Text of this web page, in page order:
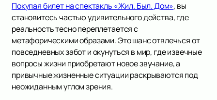
Покупая билет на спектакль «Жил. Был. Дом», вы
становитесь частью удивительного действа, где
реальность тесно переплетается с
метафорическими образами. Это шанс отвлечься от
повседневных забот и окунуться в мир, где извечные
вопросы жизни приобретают новое звучание, а
привычные жизненные ситуации раскрываются под
неожиданным углом зрения.